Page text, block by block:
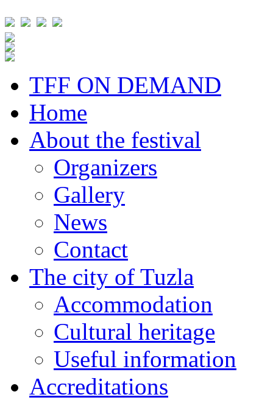
TFF ON DEMAND
Home
About the festival
Organizers
Gallery
News
Contact
The city of Tuzla
Accommodation
Cultural heritage
Useful information
Accreditations